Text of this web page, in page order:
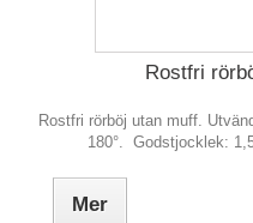
Rostfri
Rostfri rörböj utan muff.
180°. Godstjocklek:
Mer